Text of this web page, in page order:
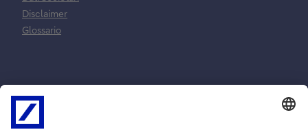
Disclaimer
Glossario
Normative e
norme
contrattuali